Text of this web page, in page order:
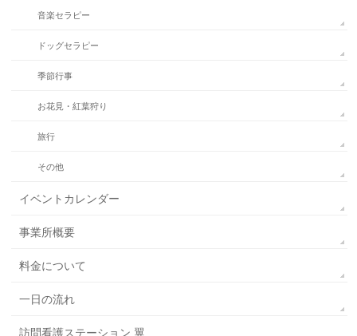
音楽セラピー
ドッグセラピー
季節行事
お花見・紅葉狩り
旅行
その他
イベントカレンダー
事業所概要
料金について
一日の流れ
訪問看護ステーション 翼